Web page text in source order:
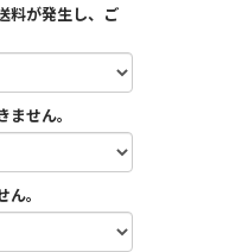
料が発生し、ご
せん。
。